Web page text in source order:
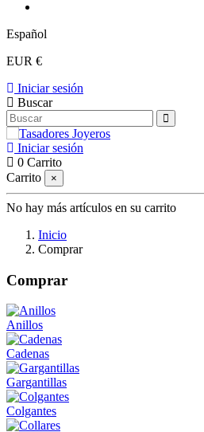
Español
EUR €
Iniciar sesión
Buscar
Iniciar sesión
0 Carrito
Carrito
×
No hay más artículos en su carrito
Inicio
Comprar
Comprar
Anillos
Cadenas
Gargantillas
Colgantes